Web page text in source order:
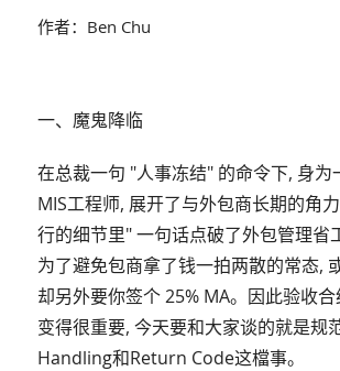
作者：Ben Chu
一、魔鬼降临
在总裁一句 "人事冻结" 的命令下, 身为
MIS工程师, 展开了与外包商长期的角
行的细节里" 一句话点破了外包管理省
为了避免包商拿了钱一拍两散的常态,
却另外要你签个 25% MA。因此验收
变得很重要, 今天要和大家谈的就是规
Handling和Return Code这檔事。